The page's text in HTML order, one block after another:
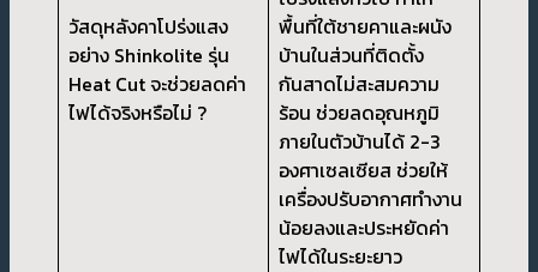
วัสดุหลังคาโปร่งแสง
อย่าง Shinkolite รุ่น
Heat Cut จะช่วยลดค่า
ไฟได้จริงหรือไม่ ?
พื้นที่ใต้ชายคาและผนัง
บ้านในส่วนที่ติดตั้ง
กันสาดไม่สะสมความ
ร้อน ช่วยลดอุณหภูมิ
ภายในตัวบ้านได้ 2-3
องศาเซลเซียส ช่วยให้
เครื่องปรับอากาศทำงาน
น้อยลงและประหยัดค่า
ไฟได้ในระยะยาว